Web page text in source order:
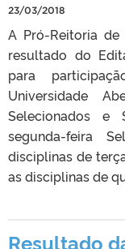
23/03/2018
A Pró-Reitoria
resultado do
para
Universidade
Selecionados e
segunda-feira
disciplinas de
as disciplinas de
Resultado